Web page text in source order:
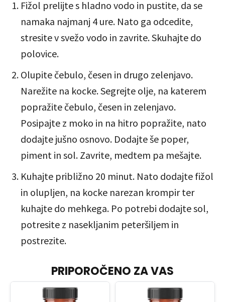
Fižol prelijte s hladno vodo in pustite, da se
namaka najmanj 4 ure. Nato ga odcedite,
stresite v svežo vodo in zavrite. Skuhajte do
polovice.
Olupite čebulo, česen in drugo zelenjavo.
Narežite na kocke. Segrejte olje, na katerem
popražite čebulo, česen in zelenjavo.
Posipajte z moko in na hitro popražite, nato
dodajte jušno osnovo. Dodajte še poper,
piment in sol. Zavrite, medtem pa mešajte.
Kuhajte približno 20 minut. Nato dodajte fižol
in olupljen, na kocke narezan krompir ter
kuhajte do mehkega. Po potrebi dodajte sol,
potresite z nasekljanim peteršiljem in
postrezite.
PRIPOROČENO ZA VAS